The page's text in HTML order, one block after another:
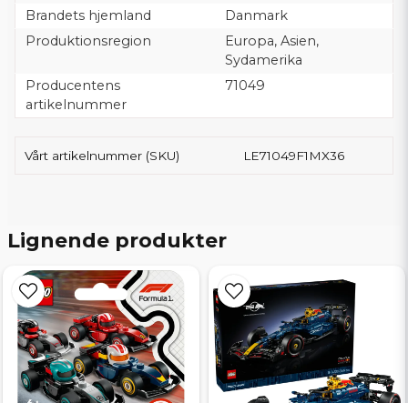
Brandets hjemland
Danmark
Produktionsregion
Europa, Asien,
Sydamerika
Producentens
artikelnummer
71049
Vårt artikelnummer (SKU) LE71049F1MX36
Lignende produkter